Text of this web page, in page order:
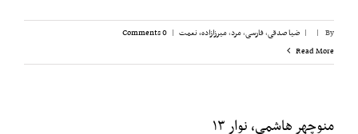
By
|
| ضیا صدقی,فارسی,مرد,میرزازاده، نعمت |
0 Comments
Read More
منوچهر هاشمی، نوار ۱۳